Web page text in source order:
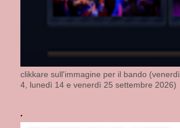
clikkare sull'immagine per il bando (venerdì
4, lunedì 14 e venerdì 25 settembre 2026)
.